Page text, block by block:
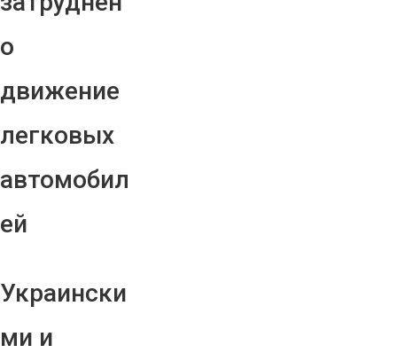
о
движение
легковых
автомобил
ей
Украински
ми и